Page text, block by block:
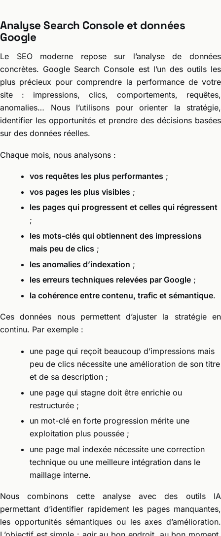
Analyse Search Console et données
Google
Le SEO moderne repose sur l’analyse de données
concrètes. Google Search Console est l’un des outils les
plus précieux pour comprendre la performance de votre
site : impressions, clics, comportements, requêtes,
anomalies… Nous l’utilisons pour orienter la stratégie,
identifier les opportunités et prendre des décisions basées
sur des données réelles.
Chaque mois, nous analysons :
vos requêtes les plus performantes ;
vos pages les plus visibles ;
les pages qui progressent et celles qui régressent
;
les mots-clés qui obtiennent des impressions
mais peu de clics ;
les anomalies d’indexation ;
les erreurs techniques relevées par Google ;
la cohérence entre contenu, trafic et sémantique.
Ces données nous permettent d’ajuster la stratégie en
continu. Par exemple :
une page qui reçoit beaucoup d’impressions mais
peu de clics nécessite une amélioration de son titre
et de sa description ;
une page qui stagne doit être enrichie ou
restructurée ;
un mot-clé en forte progression mérite une
exploitation plus poussée ;
une page mal indexée nécessite une correction
technique ou une meilleure intégration dans le
maillage interne.
Nous combinons cette analyse avec des outils IA
permettant d’identifier rapidement les pages manquantes,
les opportunités sémantiques ou les axes d’amélioration.